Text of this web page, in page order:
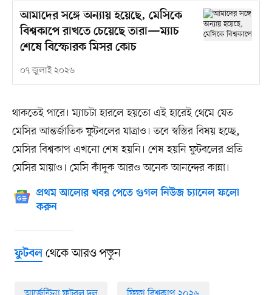
আমাদের সঙ্গে অন্যায় হয়েছে, মেসিকে
বিশ্বকাপে রাখতে চেয়েছে তারা—ম্যাচ
শেষে বিস্ফোরক মিসর কোচ
০৭ জুলাই ২০২৬
থাকতেই পারে। ম্যাচটা হারলে হয়তো এই হারেই থেমে যেত
মেসির আন্তর্জাতিক ফুটবলের যাত্রাও। তবে স্বস্তির বিষয় হচ্ছে,
মেসির বিশ্বকাপ এখনো শেষ হয়নি। শেষ হয়নি ফুটবলের প্রতি
মেসির মায়াও। মেসি কাঁদুক আরও অনেক আনন্দের কান্না।
প্রথম আলোর খবর পেতে গুগল নিউজ চ্যানেল ফলো
করুন
ফুটবলথেকে আরও পড়ুন